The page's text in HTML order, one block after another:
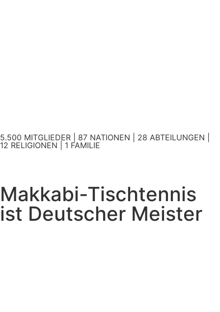
5.500 MITGLIEDER | 87 NATIONEN | 28 ABTEILUNGEN |
12 RELIGIONEN | 1 FAMILIE
Makkabi-Tischtennis
ist Deutscher Meister